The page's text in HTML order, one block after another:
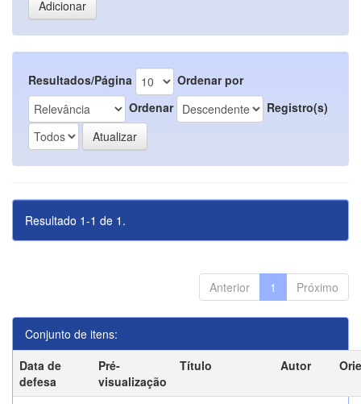
Resultados/Página
Ordenar por
Ordenar
Registro(s)
Resultado 1-1 de 1.
Anterior 1 Próximo
Conjunto de itens:
Data de
defesa
Pré-
visualização
Título Autor